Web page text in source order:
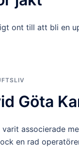
ont till att bli en
Göta
associerade
en rad